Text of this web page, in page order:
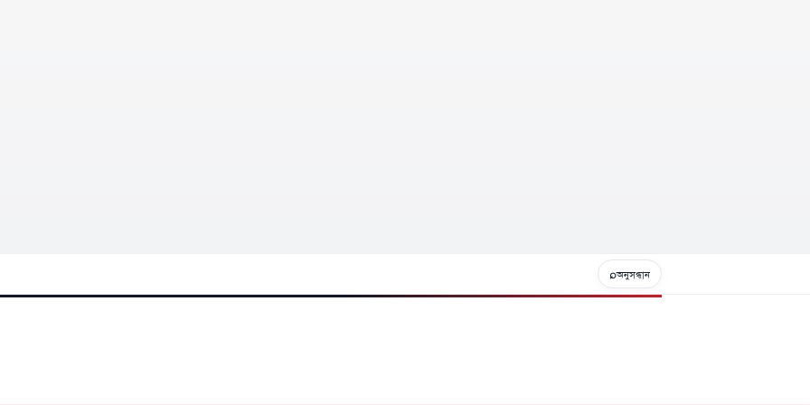
⌕অনুসন্ধান